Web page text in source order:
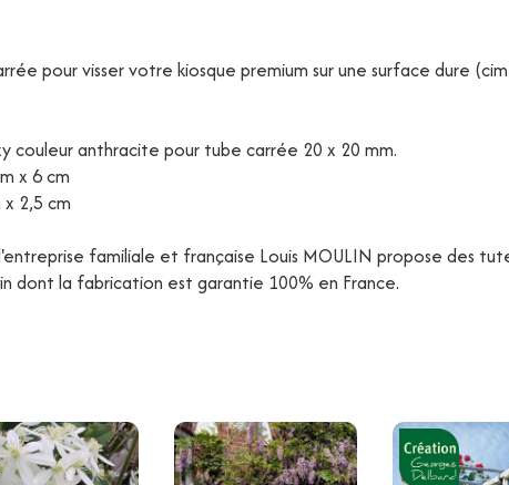
pour visser votre kiosque premium sur une surface dure
couleur anthracite pour tube carrée 20 x 20 mm.
x 6 cm
2,5 cm
familiale et française Louis MOULIN propose des
dont la fabrication est garantie 100% en France.